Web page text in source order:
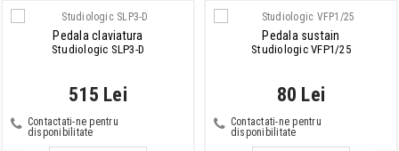
Pedala claviatura
Studiologic SLP3-D
515 Lei
Contactati-ne pentru
disponibilitate
Pedala sustain
Studiologic VFP1/25
80 Lei
Contactati-ne pentru
disponibilitate